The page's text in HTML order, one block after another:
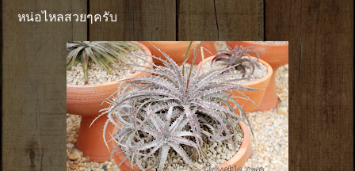
หน่อไหลสวยๆครับ